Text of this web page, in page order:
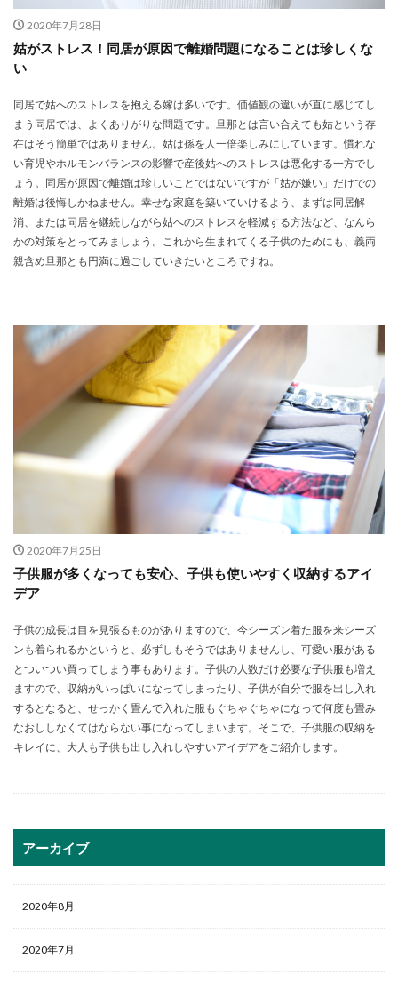
2020年7月28日
姑がストレス！同居が原因で離婚問題になることは珍しくな
い
同居で姑へのストレスを抱える嫁は多いです。価値観の違いが直に感じてし
まう同居では、よくありがりな問題です。旦那とは言い合えても姑という存
在はそう簡単ではありません。姑は孫を人一倍楽しみにしています。慣れな
い育児やホルモンバランスの影響で産後姑へのストレスは悪化する一方でし
ょう。同居が原因で離婚は珍しいことではないですが「姑が嫌い」だけでの
離婚は後悔しかねません。幸せな家庭を築いていけるよう、まずは同居解
消、または同居を継続しながら姑へのストレスを軽減する方法など、なんら
かの対策をとってみましょう。これから生まれてくる子供のためにも、義両
親含め旦那とも円満に過ごしていきたいところですね。
2020年7月25日
子供服が多くなっても安心、子供も使いやすく収納するアイ
デア
子供の成長は目を見張るものがありますので、今シーズン着た服を来シーズ
ンも着られるかというと、必ずしもそうではありませんし、可愛い服がある
とついつい買ってしまう事もあります。子供の人数だけ必要な子供服も増え
ますので、収納がいっぱいになってしまったり、子供が自分で服を出し入れ
するとなると、せっかく畳んで入れた服もぐちゃぐちゃになって何度も畳み
なおししなくてはならない事になってしまいます。そこで、子供服の収納を
キレイに、大人も子供も出し入れしやすいアイデアをご紹介します。
アーカイブ
2020年8月
2020年7月